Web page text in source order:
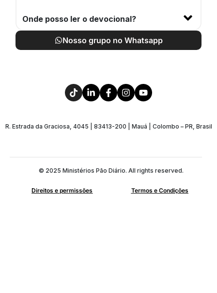
Onde posso ler o devocional?
Nosso grupo no Whatsapp
R. Estrada da Graciosa, 4045 | 83413-200 | Mauá | Colombo – PR, Brasil
© 2025 Ministérios Pão Diário. All rights reserved.
Direitos e permissões Termos e Condições